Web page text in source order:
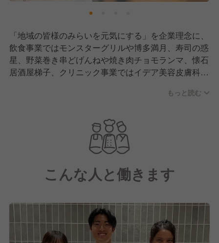
「地域の皆様のみらいを元気にする」を企業理念に、
飲食事業ではモンスターグリルや博多満月、寿司の惑
星、野菜巻き串どげんねや焼き肉チョモランマ、懐石
居酒屋梯子、クリニック事業ではイデア美容皮膚科ク
現在リロードエッジでは、国内100店舗の実現に向け
て店舗数拡大を進めており、今後の成長を共に担って
いただける仲間を積極的に採用しています！
もっと読む
こんな人と働きます